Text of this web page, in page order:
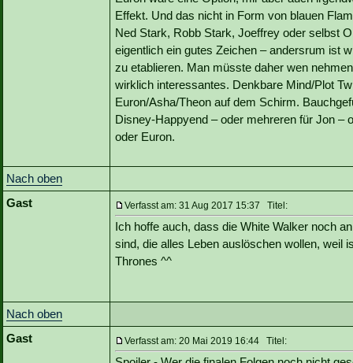
Effekt. Und das nicht in Form von blauen
Ned Stark, Robb Stark, Joeffrey oder selbst
eigentlich ein gutes Zeichen – andersrum ist
zu etablieren. Man müsste daher wen
wirklich interessantes. Denkbare Mind/Plot
Euron/Asha/Theon auf dem Schirm.
Disney-Happyend – oder mehreren für Jon –
oder Euron.
Nach oben
Gast
Verfasst am: 31 Aug 2017 15:37 Titel:
Ich hoffe auch, dass die White Walker noch
sind, die alles Leben auslöschen wollen, weil
Thrones ^^
Nach oben
Gast
Verfasst am: 20 Mai 2019 16:44 Titel: